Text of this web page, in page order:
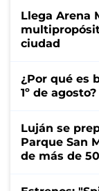
Llega Arena
ciudad
¿Por qué es
1º de agosto?
Luján se
Parque San
de más de